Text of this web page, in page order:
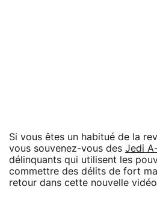
Si vous êtes un habitué de la
vous souvenez-vous des Jedi
délinquants qui utilisent les
commettre des délits de fort
retour dans cette nouvelle